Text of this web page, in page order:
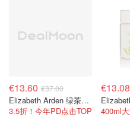
€13.60 €37.00
Elizabeth Arden 绿茶蜂蜜身体乳500ml
3.5折！今年PD点击TOP
€13.08